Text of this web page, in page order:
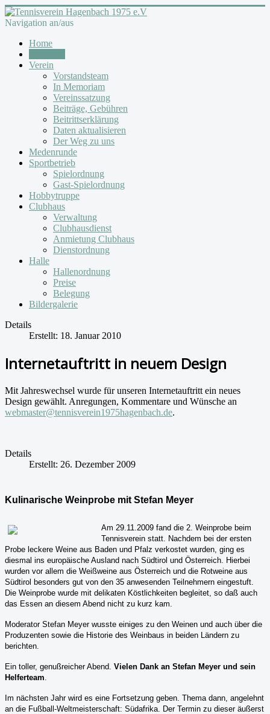
Navigation an/aus
Home
Verein
Vorstandsteam
In Memoriam
Vereinssatzung
Beiträge, Gebühren
Beitrittserklärung
Daten aktualisieren
Der Weg zu uns
Medenrunde
Sportbetrieb
Spielordnung
Gast-Spielordnung
Hobbytruppe
Clubhaus
Verwaltung
Clubhausdienst
Anmietung Clubhaus
Dienstordnung
Halle
Hallenordnung
Preise
Belegung
Bildergalerie
Details
Erstellt: 18. Januar 2010
Internetauftritt in neuem Design
Mit Jahreswechsel wurde für unseren Internetauftritt ein neues
Design gewählt. Anregungen, Kommentare und Wünsche an
webmaster@tennisverein1975hagenbach.de.
Details
Erstellt: 26. Dezember 2009
Kulinarische Weinprobe mit Stefan Meyer
Am 29.11.2009 fand die 2. Weinprobe beim
Tennisverein statt. Nachdem bei der ersten
Probe leckere Weine aus Baden und Pfalz verkostet wurden, ging es
diesmal ins europäische Ausland nach Südtirol und Österreich. Hierbei
wurden vor allem die Weißweine aus Österreich und die Rotweine aus
Südtirol besonders gut von den 35 anwesenden Teilnehmern eingestuft.
Die Weinprobe wurde mit delikaten Köstlichkeiten begleitet, so daß auch
das Essen an diesem Abend nicht zu kurz kam.
Moderator Stefan Meyerwusste einiges zu den Weinen und auch über die
Produzenten sowie die Historie des Weinbaus in beiden Ländern zu
berichten.
Ein toller, genußreicher Abend. Vielen Dank an Stefan Meyer und sein
Helferteam
Im nächsten Jahr wird es eine Fortsetzung geben. Thema dann, angelehnt
an die Fußball-Weltmeisterschaft: Südafrika. Der Termin zu dieser äußerst